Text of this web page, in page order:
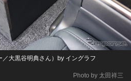
Photo by 太田祥三
／大黒谷明典さん）by イングラフ